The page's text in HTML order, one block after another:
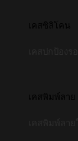
เคสซิลิโคน
เคสพิมพ์ลาย